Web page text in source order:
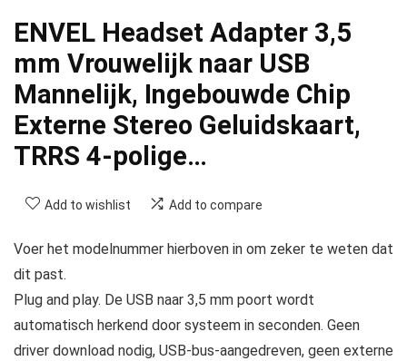
ENVEL Headset Adapter 3,5
mm Vrouwelijk naar USB
Mannelijk, Ingebouwde Chip
Externe Stereo Geluidskaart,
TRRS 4-polige…
Add to wishlist Add to compare
Voer het modelnummer hierboven in om zeker te weten dat
dit past.
Plug and play. De USB naar 3,5 mm poort wordt
automatisch herkend door systeem in seconden. Geen
driver download nodig, USB-bus-aangedreven, geen externe